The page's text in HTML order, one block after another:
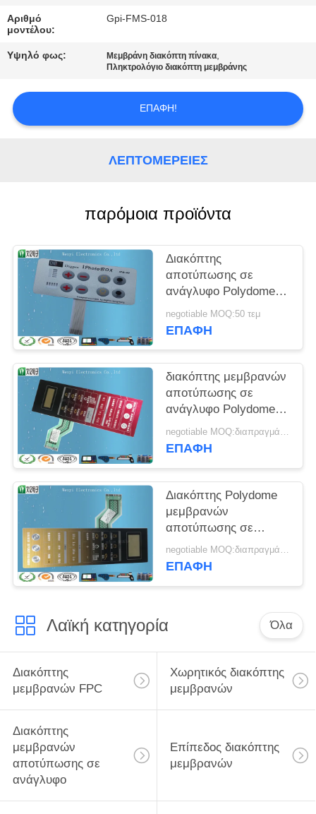
ΖΗΤΉΣΤΕ
ΑΠΌΣΠΑΣΜΑ
Αριθμό
μοντέλου:
Gpi-FMS-018
Υψηλό φως: Μεμβράνη διακόπτη πίνακα,
Πληκτρολόγιο διακόπτη μεμβράνης
ΕΠΑΦΉ!
ΛΕΠΤΟΜΈΡΕΙΕΣ
παρόμοια προϊόντα
Διακόπτης
αποτύπωσης σε
ανάγλυφο Polydome
με την οδηγημένη
ζώνη επίδειξης, αφής
negotiable MOQ:50 τεμ
ΕΠΑΦΉ
διακόπτης μεμβρανών
αποτύπωσης σε
ανάγλυφο Polydome
πισσών 2.54mm ZIF
Wirelead Nikto
negotiable MOQ:διαπραγμάτευση
ΕΠΑΦΉ
Διακόπτης Polydome
μεμβρανών
αποτύπωσης σε
ανάγλυφο
Backahesive Nikto με
negotiable MOQ:διαπραγμάτευση
ΕΠΑΦΉ
Λαϊκή κατηγορία Όλα
Διακόπτης
μεμβρανών FPC
Χωρητικός διακόπτης
μεμβρανών
Διακόπτης
μεμβρανών
αποτύπωσης σε
ανάγλυφο
Επίπεδος διακόπτης
μεμβρανών